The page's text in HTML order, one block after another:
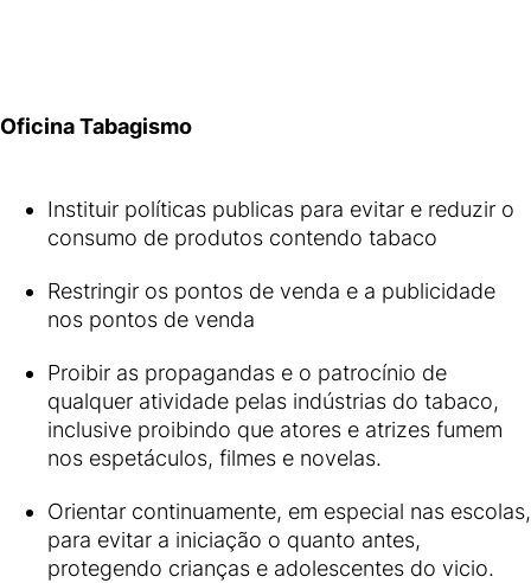
Oficina Tabagismo
Instituir políticas publicas para evitar e reduzir o
consumo de produtos contendo tabaco
Restringir os pontos de venda e a publicidade
nos pontos de venda
Proibir as propagandas e o patrocínio de
qualquer atividade pelas indústrias do tabaco,
inclusive proibindo que atores e atrizes fumem
nos espetáculos, filmes e novelas.
Orientar continuamente, em especial nas escolas,
para evitar a iniciação o quanto antes,
protegendo crianças e adolescentes do vicio.